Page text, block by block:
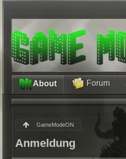
About Forum
GameModeON
Anmeldung